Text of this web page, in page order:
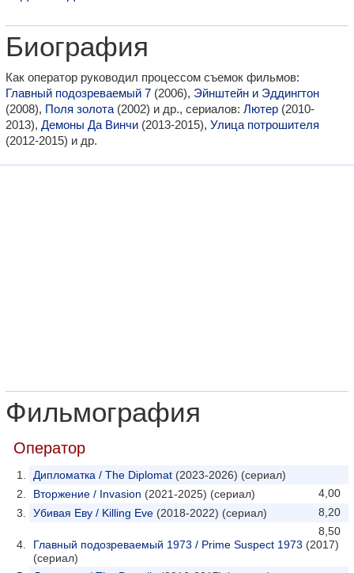
Биография
Как оператор руководил процессом съемок фильмов:
Главный подозреваемый 7 (2006), Эйнштейн и Эддингтон
(2008), Поля золота (2002) и др., сериалов: Лютер (2010-
2013), Демоны Да Винчи (2013-2015), Улица потрошителя
(2012-2015) и др.
Фильмография
Оператор
Дипломатка / The Diplomat (2023-2026) (сериал)
4,00
Вторжение / Invasion (2021-2025) (сериал)
8,20
Убивая Еву / Killing Eve (2018-2022) (сериал)
8,50
Главный подозреваемый 1973 / Prime Suspect 1973 (2017)
(сериал)